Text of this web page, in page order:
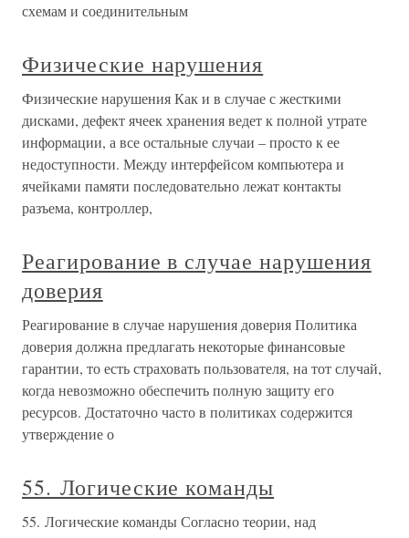
схемам и соединительным
Физические нарушения
Физические нарушения Как и в случае с жесткими
дисками, дефект ячеек хранения ведет к полной утрате
информации, а все остальные случаи – просто к ее
недоступности. Между интерфейсом компьютера и
ячейками памяти последовательно лежат контакты
разъема, контроллер,
Реагирование в случае нарушения
доверия
Реагирование в случае нарушения доверия Политика
доверия должна предлагать некоторые финансовые
гарантии, то есть страховать пользователя, на тот случай,
когда невозможно обеспечить полную защиту его
ресурсов. Достаточно часто в политиках содержится
утверждение о
55. Логические команды
55. Логические команды Согласно теории, над